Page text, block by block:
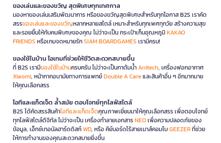
ของเล่นและของขวัญ สุดพิเศษทุกเทศกาล
มองหาของเล่นเสริมพัฒนาการ หรือของขวัญสุดพิเศษสำหรับทุกโอกาส B2S เราคัด
สรรของเล่นและของขวัญหลากหลายสไตล์ เหมาะสำหรับทุกเพศทุกวัย สร้างความสุข
และรอยยิ้มให้กับคนพิเศษของคุณ ไม่ว่าจะเป็น กระเป๋าเก็บอุณหภูมิKAKAO
FRIENDS หรือเกมจดหมายรักSIAM BOARDGAMES เรามีครบ!
ของใช้ในบ้าน ไอเทมที่ช่วยให้ชีวิตสะดวกสบายขึ้น
ที่ B2S เรามีของใช้ในบ้านครบครัน ไม่ว่าจะเป็นกาต้มน้ำAnitech, เครื่องฟอกอากาศ
Xiaomi, หน้ากากอนามัยทางการแพทย์Double A Careและสินค้าอื่น ๆ อีกมากมาย
ให้คุณเลือกสรร
ไอทีและแก็ดเจ็ต ล้ำสมัย ตอบโจทย์ทุกไลฟ์สไตล์
B2S ได้คัดสรรสินค้าไอทีและแก็ดเจ็ตคุณภาพเยี่ยมมาให้คุณเลือกสรร เพื่อตอบโจทย์
ทุกไลฟ์สไตล์ดิจิทัล ไม่ว่าจะเป็น เครื่องทำลายเอกสารNEOเพื่อความปลอดภัยของ
ข้อมูล, เอ็กซ์เทอนัลฮาร์ดดิสก์WD, หรือ คีย์บอร์ดไร้สายเมาส์คอมโบGEEZERที่ช่วย
ให้การทำงานของคุณสะดวกสบายยิ่งขึ้น